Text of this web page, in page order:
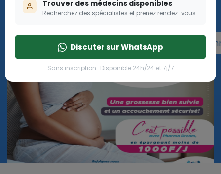
enceintes
Rejoignez le programme Olga Esther pour les
Trouver des médecins disponibles
Recherchez des spécialistes et prenez rendez-vous
Discuter sur WhatsApp
Sans inscription · Disponible 24h/24 et 7j/7